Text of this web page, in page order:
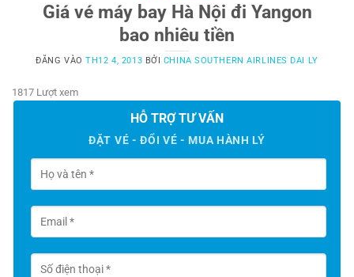
Giá vé máy bay Hà Nội đi Yangon
bao nhiêu tiền
ĐĂNG VÀOTH12 4, 2013 BỞI CHINA SOUTHERN AIRLINES DAI LY
1817 Lượt xem
HỖ TRỢ TƯ VẤN
ĐẶT VÉ - ĐỔI VÉ - MUA HÀNH LÝ